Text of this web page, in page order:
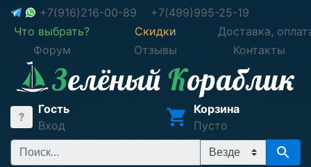
+7(916)216-00-89
+7(499)995-25-19
Что выбрать?
Скидки
Доставка,
Форум
Отзывы Контакты
Гость
Вход
Корзина
Пусто